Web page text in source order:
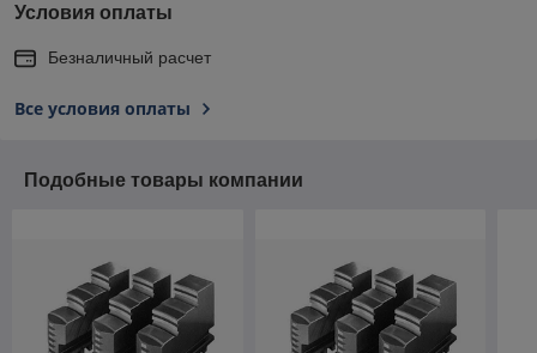
Условия оплаты
Безналичный расчет
Все условия оплаты
Подобные товары компании